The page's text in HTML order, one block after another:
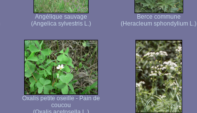
Angélique sauvage
(Angelica sylvestris L.)
Berce commune
(Heracleum sphondylium L.)
Oxalis petite oseille - Pain de
coucou